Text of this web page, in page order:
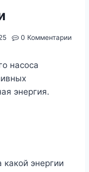
0 Комментарии
насоса
энергия.
энергии